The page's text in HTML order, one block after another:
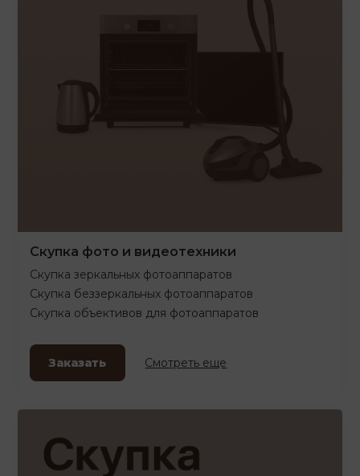
Скупка фото и видеотехники
Скупка зеркальных фотоаппаратов
Скупка беззеркальных фотоаппаратов
Скупка объективов для фотоаппаратов
Заказать Смотреть еще